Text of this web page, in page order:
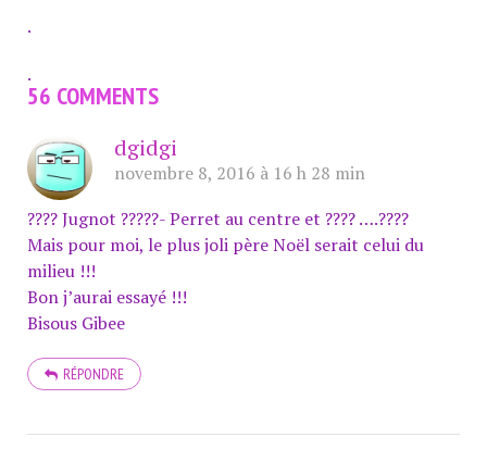
.
.
56 COMMENTS
dgidgi
novembre 8, 2016 à 16 h 28 min
???? Jugnot ?????- Perret au centre et ???? ….????
Mais pour moi, le plus joli père Noël serait celui du
milieu !!!
Bon j’aurai essayé !!!
Bisous Gibee
RÉPONDRE